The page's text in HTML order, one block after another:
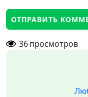
36просмотров